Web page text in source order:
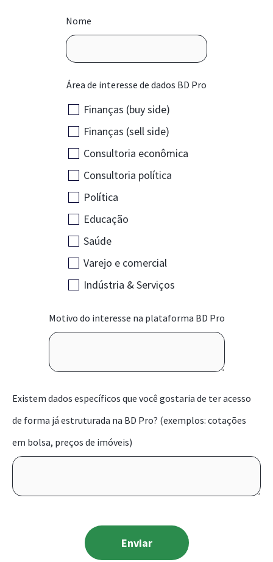
Nome
Área de interesse de dados BD Pro
Finanças (buy side)
Finanças (sell side)
Consultoria econômica
Consultoria política
Política
Educação
Saúde
Varejo e comercial
Indústria & Serviços
Motivo do interesse na plataforma BD Pro
Existem dados específicos que você gostaria de ter acesso
de forma já estruturada na BD Pro? (exemplos: cotações
em bolsa, preços de imóveis)